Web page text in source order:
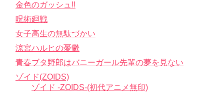
金色のガッシュ!!
呪術廻戦
女子高生の無駄づかい
涼宮ハルヒの憂鬱
青春ブタ野郎はバニーガール先輩の夢を見ない
ゾイド(ZOIDS)
ゾイド -ZOIDS-(初代アニメ無印)